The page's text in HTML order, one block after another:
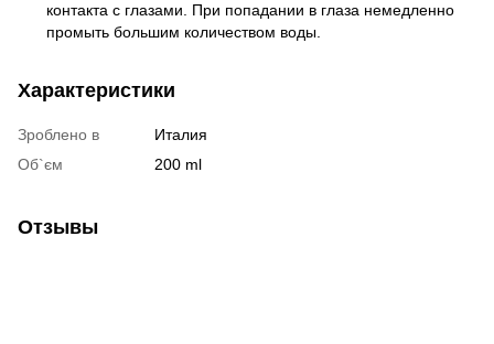
контакта с глазами. При попадании в глаза немедленно
промыть большим количеством воды.
Характеристики
Зроблено в
Италия
Об`єм
200 ml
Отзывы